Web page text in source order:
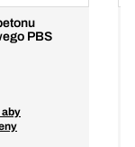
PBS
aby